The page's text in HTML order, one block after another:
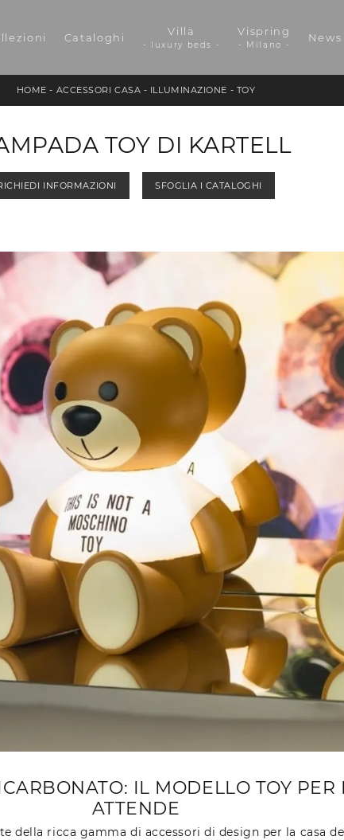
Cataloghi Villa
- luxury beds -
Vispring
- Milano -
News
HOME - ACCESSORI CASA - ILLUMINAZIONE - TOY
TOY DI KARTELL
INFORMAZIONI SFOGLIA I CATALOGHI
IL MODELLO TOY
ATTENDE
della ricca gamma di accessori di design per la casa